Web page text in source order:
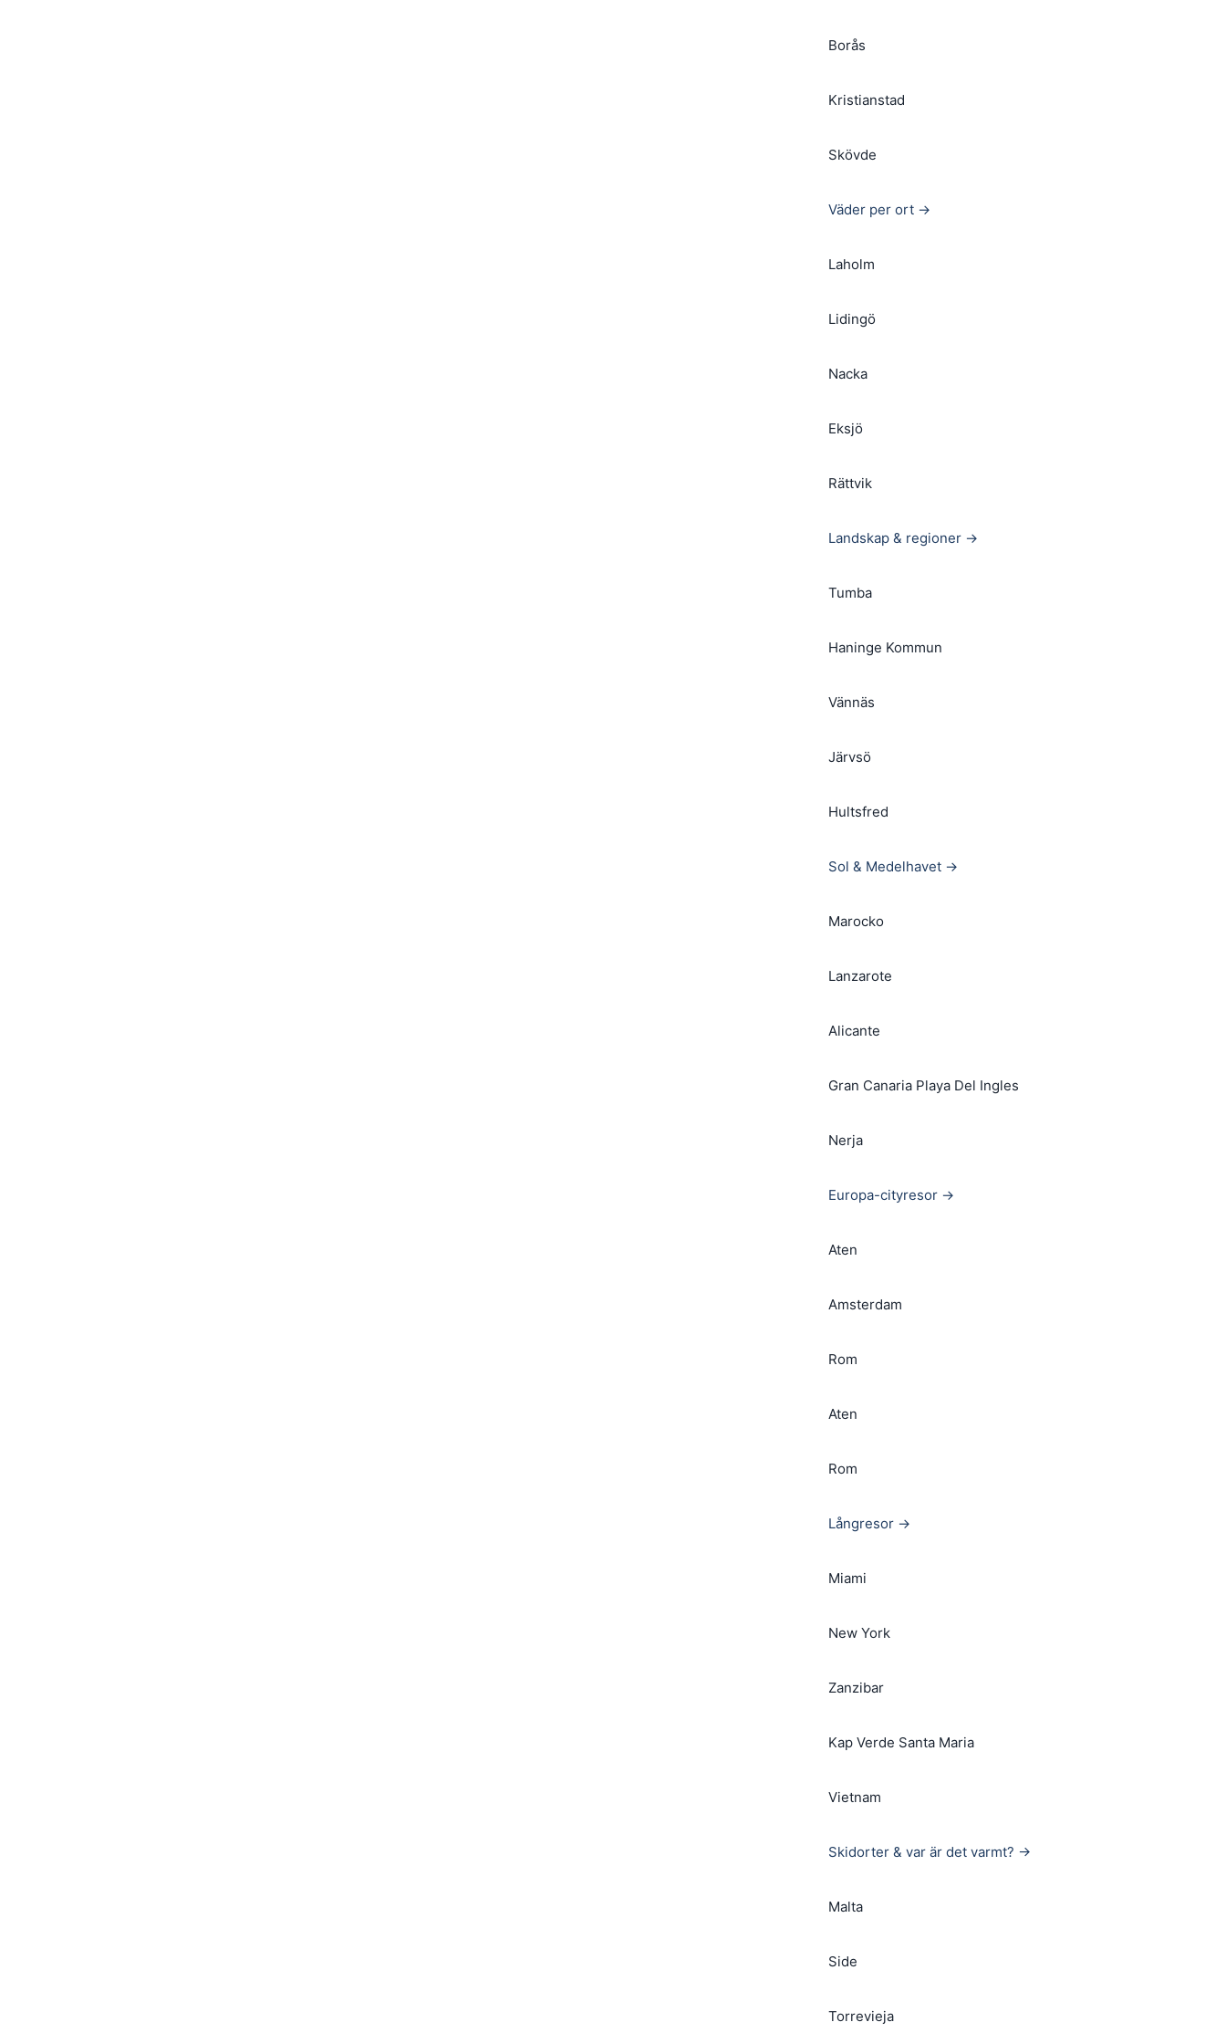
Borås
Kristianstad
Skövde
Väder per ort →
Laholm
Lidingö
Nacka
Eksjö
Rättvik
Landskap & regioner →
Tumba
Haninge Kommun
Vännäs
Järvsö
Hultsfred
Sol & Medelhavet →
Marocko
Lanzarote
Alicante
Gran Canaria Playa Del Ingles
Nerja
Europa-cityresor →
Aten
Amsterdam
Rom
Aten
Rom
Långresor →
Miami
New York
Zanzibar
Kap Verde Santa Maria
Vietnam
Skidorter & var är det varmt? →
Malta
Side
Torrevieja